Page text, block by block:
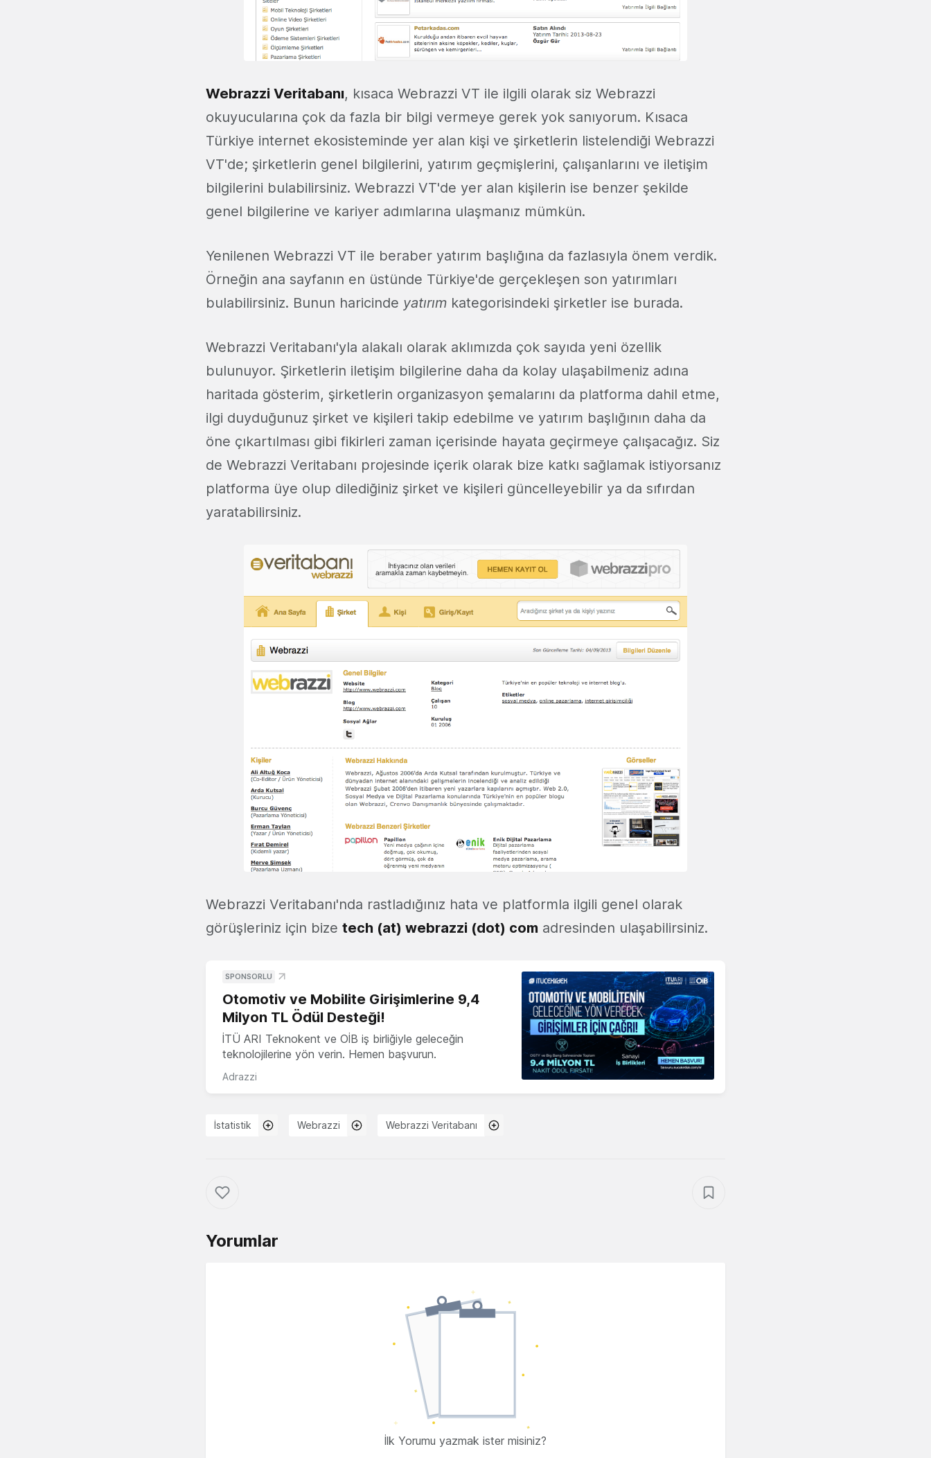
Webrazzi Veritabanı, kısaca Webrazzi VT ile ilgili olarak siz Webrazzi
okuyucularına çok da fazla bir bilgi vermeye gerek yok sanıyorum. Kısaca
Türkiye internet ekosisteminde yer alan kişi ve şirketlerin listelendiği Webrazzi
VT'de; şirketlerin genel bilgilerini, yatırım geçmişlerini, çalışanlarını ve iletişim
bilgilerini bulabilirsiniz. Webrazzi VT'de yer alan kişilerin ise benzer şekilde
genel bilgilerine ve kariyer adımlarına ulaşmanız mümkün.
Yenilenen Webrazzi VT ile beraber yatırım başlığına da fazlasıyla önem verdik.
Örneğin ana sayfanın en üstünde Türkiye'de gerçekleşen son yatırımları
bulabilirsiniz. Bunun haricinde yatırım kategorisindeki şirketler ise burada.
Webrazzi Veritabanı'yla alakalı olarak aklımızda çok sayıda yeni özellik
bulunuyor. Şirketlerin iletişim bilgilerine daha da kolay ulaşabilmeniz adına
haritada gösterim, şirketlerin organizasyon şemalarını da platforma dahil etme,
ilgi duyduğunuz şirket ve kişileri takip edebilme ve yatırım başlığının daha da
öne çıkartılması gibi fikirleri zaman içerisinde hayata geçirmeye çalışacağız. Siz
de Webrazzi Veritabanı projesinde içerik olarak bize katkı sağlamak istiyorsanız
platforma üye olup dilediğiniz şirket ve kişileri güncelleyebilir ya da sıfırdan
yaratabilirsiniz.
Webrazzi Veritabanı'nda rastladığınız hata ve platformla ilgili genel olarak
görüşleriniz için bize tech (at) webrazzi (dot) com adresinden ulaşabilirsiniz.
SPONSORLU
Otomotiv ve Mobilite Girişimlerine 9,4
Milyon TL Ödül Desteği!
İTÜ ARI Teknokent ve OİB iş birliğiyle geleceğin
teknolojilerine yön verin. Hemen başvurun.
Adrazzi
İstatistik Webrazzi Webrazzi Veritabanı
Yorumlar
İlk Yorumu yazmak ister misiniz?